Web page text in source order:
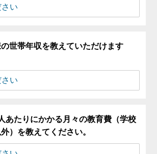
世帯年収を教えていただけます
あたりにかかる月々の教育費（学校
）を教えてください。